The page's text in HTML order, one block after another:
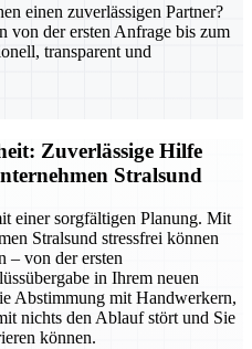
einen zuverlässigen Partner?
von der ersten Anfrage bis zum
transparent und
Zuverlässige Hilfe
Stralsund
einer sorgfältigen Planung. Mit
Stralsund stressfrei können
– von der ersten
in Ihrem neuen
Abstimmung mit Handwerkern,
nichts den Ablauf stört und Sie
können.